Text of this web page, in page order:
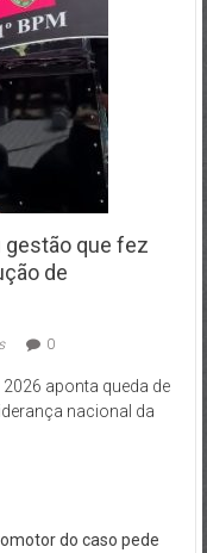
gestão que fez
de
0
aponta queda de
nacional da
do caso pede